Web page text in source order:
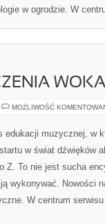
w ogrodzie. W
MOŻLIWOŚĆ
edukacji muzycznej, w
w świat dźwięków
Z. To nie jest sucha
wykonywać. Nowości
W centrum